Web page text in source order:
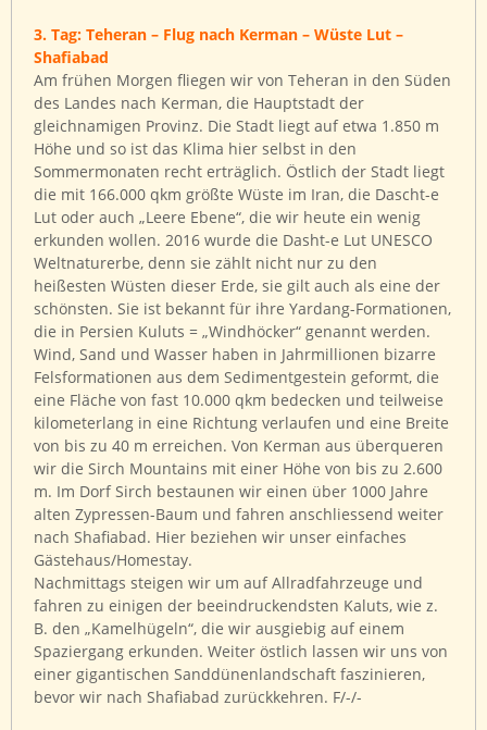
3. Tag: Teheran – Flug nach Kerman – Wüste Lut –
Shafiabad
Am frühen Morgen fliegen wir von Teheran in den Süden
des Landes nach Kerman, die Hauptstadt der
gleichnamigen Provinz. Die Stadt liegt auf etwa 1.850 m
Höhe und so ist das Klima hier selbst in den
Sommermonaten recht erträglich. Östlich der Stadt liegt
die mit 166.000 qkm größte Wüste im Iran, die Dascht-e
Lut oder auch „Leere Ebene“, die wir heute ein wenig
erkunden wollen. 2016 wurde die Dasht-e Lut UNESCO
Weltnaturerbe, denn sie zählt nicht nur zu den
heißesten Wüsten dieser Erde, sie gilt auch als eine der
schönsten. Sie ist bekannt für ihre Yardang-Formationen,
die in Persien Kuluts = „Windhöcker“ genannt werden.
Wind, Sand und Wasser haben in Jahrmillionen bizarre
Felsformationen aus dem Sedimentgestein geformt, die
eine Fläche von fast 10.000 qkm bedecken und teilweise
kilometerlang in eine Richtung verlaufen und eine Breite
von bis zu 40 m erreichen. Von Kerman aus überqueren
wir die Sirch Mountains mit einer Höhe von bis zu 2.600
m. Im Dorf Sirch bestaunen wir einen über 1000 Jahre
alten Zypressen-Baum und fahren anschliessend weiter
nach Shafiabad. Hier beziehen wir unser einfaches
Gästehaus/Homestay.
Nachmittags steigen wir um auf Allradfahrzeuge und
fahren zu einigen der beeindruckendsten Kaluts, wie z.
B. den „Kamelhügeln“, die wir ausgiebig auf einem
Spaziergang erkunden. Weiter östlich lassen wir uns von
einer gigantischen Sanddünenlandschaft faszinieren,
bevor wir nach Shafiabad zurückkehren. F/-/-